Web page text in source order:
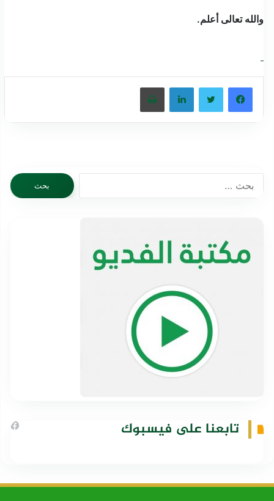
والله تعالى أعلم.
فيسبوك تويتر لينكدإن طباعة
البحث
عن:
تابعنا على فيسبوك